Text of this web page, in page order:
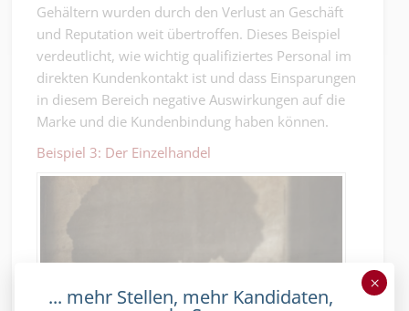
Gehältern wurden durch den Verlust an Geschäft
und Reputation weit übertroffen. Dieses Beispiel
verdeutlicht, wie wichtig qualifiziertes Personal im
direkten Kundenkontakt ist und dass Einsparungen
in diesem Bereich negative Auswirkungen auf die
Marke und die Kundenbindung haben können.
Beispiel 3: Der Einzelhandel
... mehr Stellen, mehr Kandidaten,
×